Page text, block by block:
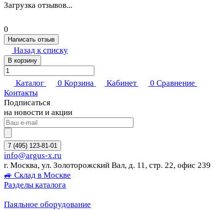
Загрузка отзывов...
0
Написать отзыв
Назад к списку
В корзину
Каталог 0 Корзина Кабинет 0 Сравнение
Контакты
Подписаться
на новости и акции
7 (495) 123-81-01
info@argus-x.ru
г. Москва, ул. Золоторожский Вал, д. 11, стр. 22, офис 239
🚙 Склад в Москве
Разделы каталога
Паяльное оборудование